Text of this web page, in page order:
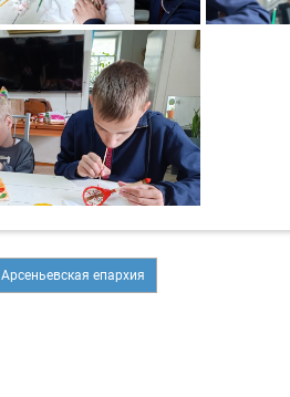
Арсеньевская епархия